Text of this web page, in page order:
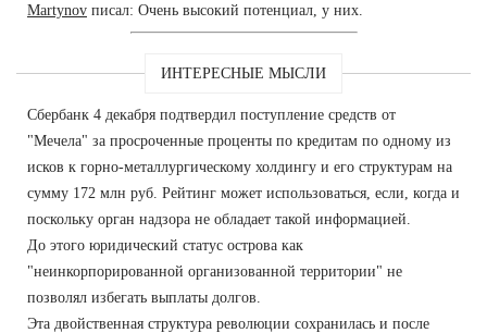
Martynov писал: Очень высокий потенциал, у них.
ИНТЕРЕСНЫЕ МЫСЛИ
Сбербанк 4 декабря подтвердил поступление средств от
"Мечела" за просроченные проценты по кредитам по одному из
исков к горно-металлургическому холдингу и его структурам на
сумму 172 млн руб. Рейтинг может использоваться, если, когда и
поскольку орган надзора не обладает такой информацией.
До этого юридический статус острова как
"неинкорпорированной организованной территории" не
позволял избегать выплаты долгов.
Эта двойственная структура революции сохранилась и после